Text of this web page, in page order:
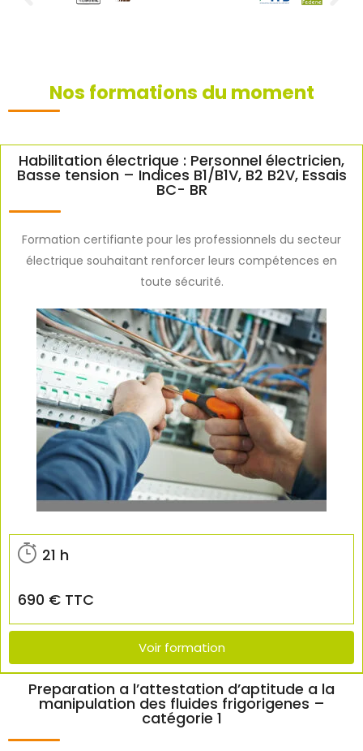
Nos formations du moment
Habilitation électrique : Personnel électricien,
Basse tension – Indices B1/B1V, B2 B2V, Essais
BC- BR​
Formation certifiante pour les professionnels du secteur
électrique souhaitant renforcer leurs compétences en
toute sécurité.
21 h
690 € TTC
Voir formation
Preparation a l’attestation d’aptitude a la
manipulation des fluides frigorigenes –
catégorie 1​